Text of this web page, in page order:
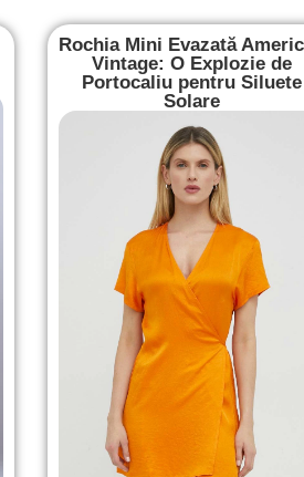
Rochia Mini Evazată
Vintage: O Explozie de
Portocaliu pentru Siluete
Solare